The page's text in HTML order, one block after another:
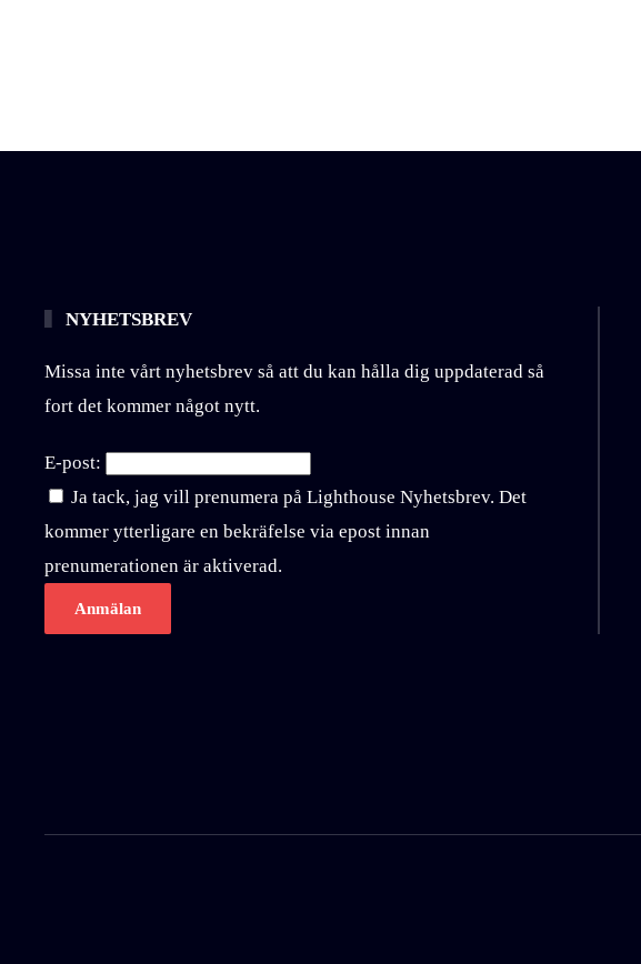
NYHETSBREV
Missa inte vårt nyhetsbrev så att du kan hålla dig uppdaterad så
fort det kommer något nytt.
E-post:
Ja tack, jag vill prenumera på Lighthouse Nyhetsbrev. Det
kommer ytterligare en bekräfelse via epost innan
prenumerationen är aktiverad.